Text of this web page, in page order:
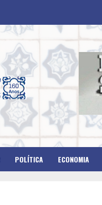
POLÍTICA ECONOMIA